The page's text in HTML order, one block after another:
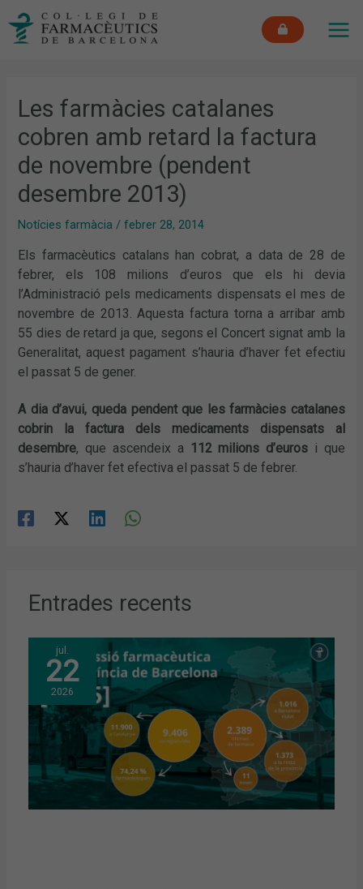
Les farmàcies catalanes
cobren amb retard la factura
de novembre (pendent
desembre 2013)
Notícies farmàcia /febrer 28, 2014
Els farmacèutics catalans han cobrat, a data de 28 de
febrer, els 108 milions d’euros que els hi devia
l’Administració pels medicaments dispensats el mes de
novembre de 2013. Aquesta factura torna a arribar amb
55 dies de retard ja que, segons el Concert signat amb la
Generalitat, aquest pagament s’hauria d’haver fet efectiu
el passat 5 de gener.
A dia d’avui, queda pendent que les farmàcies catalanes
cobrin la factura dels medicaments dispensats al
desembre, que ascendeix a 112 milions d’euros i que
s’hauria d’haver fet efectiva el passat 5 de febrer.
Entrades recents
jul.
22
2026